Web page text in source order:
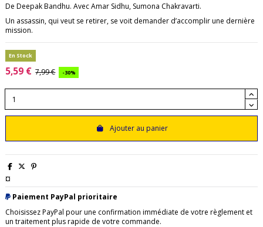
De Deepak Bandhu. Avec Amar Sidhu, Sumona Chakravarti.
Un assassin, qui veut se retirer, se voit demander d’accomplir une dernière
mission.
En Stock
5,59 € 7,99 € -30%
Ajouter au panier
¤
Paiement PayPal prioritaire
Choisissez PayPal pour une confirmation immédiate de votre règlement et
un traitement plus rapide de votre commande.